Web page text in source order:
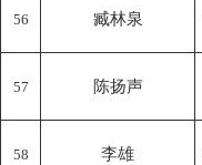
56 臧林泉
57 陈扬声
58 李雄